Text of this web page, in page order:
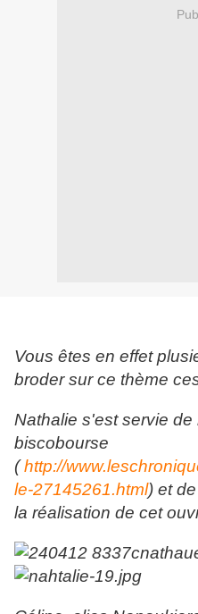
Vous êtes en effet
broder sur ce thème
Nathalie s'est servie de
biscobourse
(http://
le-27145261.html) et
la réalisation de cet